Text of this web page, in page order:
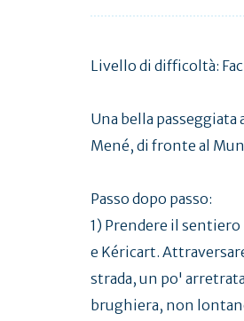
Livello di difficoltà:
Una bella passeggiata
Mené, di fronte al
Passo dopo passo:
1) Prendere il
e Kéricart.
strada, un po'
brughiera, non